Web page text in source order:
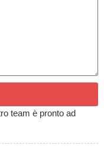
team è pronto ad